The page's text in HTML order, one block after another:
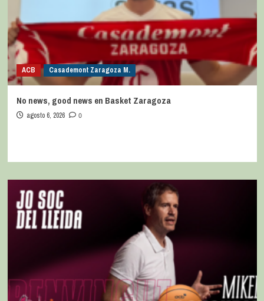
ACB Casademont Zaragoza M.
No news, good news en Basket Zaragoza
agosto 6, 2026 0